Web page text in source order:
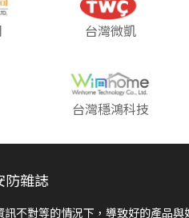
台灣微凱
台灣穩鴻科技
防雜誌
訊不對等的情況下，導致好的產品與